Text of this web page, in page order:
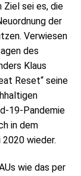
Ziel sei es, die
der
Verwiesen
des
Klaus
Reset“ seine
19-Pandemie
in dem
wieder.
wie das per